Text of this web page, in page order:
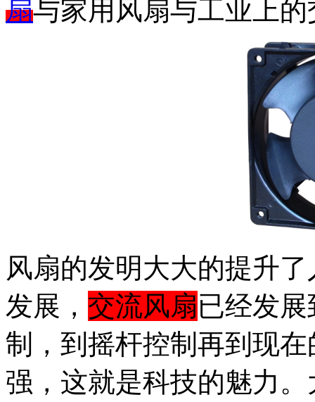
扇与家用风扇与工业上
风扇的发明大大的提升
发展， 交流风扇已经发
制，到摇杆控制再到现
强，这就是科技的魅力